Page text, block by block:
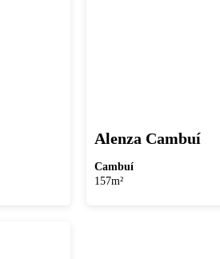
Alenza Cambuí
Cambuí
157m²